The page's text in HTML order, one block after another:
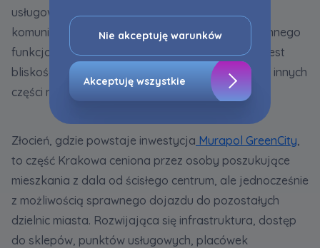
do Twoich potrzeb, w tym w oparciu o
profilowanie. Oczywiście, możesz nie wyrazić
przedmiotowej zgody klikając ”Nie akceptuję
warunków”.
Zaznaczamy, iż zgoda jest dobrowolna i
ustawieniach zaawansowanych Twojej
przeglądarki.
Strona wykorzystuje pliki cookies w celach
analitycznych i statystycznych służących
poprawie stosowanych funkcjonalności i usług
świadczonych za pośrednictwem strony oraz
wyjaśnienia okoliczności niedozwolonego
Nie akceptuję warunków
Akceptuję wszystkie
usługowa, dostęp do szkół, przedszkoli oraz
komunikacji miejskiej zwiększają wygodę codziennego
funkcjonowania. Dodatkowym atutem dzielnicy jest
bliskość terenów zielonych oraz łatwy dostęp do innych
części miasta.
Złocień, gdzie powstaje inwestycja Murapol GreenCity
to część Krakowa ceniona przez osoby poszukujące
mieszkania z dala od ścisłego centrum, ale jednocześnie
z możliwością sprawnego dojazdu do pozostałych
dzielnic miasta. Rozwijająca się infrastruktura, dostęp
do sklepów, punktów usługowych, placówek